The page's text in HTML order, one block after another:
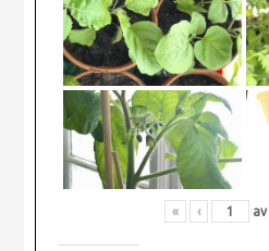
« ‹ av